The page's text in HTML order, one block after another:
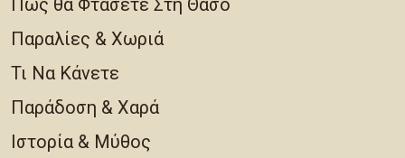
Πώς θα Φτάσετε Στη Θάσο
Παραλίες & Χωριά
Τι Να Κάνετε
Παράδοση & Χαρά
Ιστορία & Μύθος